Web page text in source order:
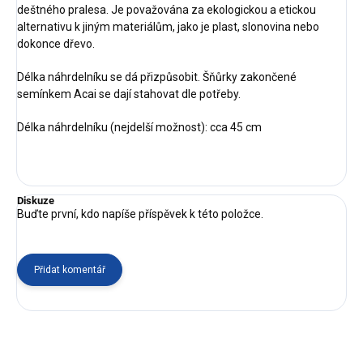
deštného pralesa. Je považována za ekologickou a etickou
alternativu k jiným materiálům, jako je plast, slonovina nebo
dokonce dřevo.
Délka náhrdelníku se dá přizpůsobit. Šňůrky zakončené
semínkem Acai se dají stahovat dle potřeby.
Délka náhrdelníku (nejdelší možnost): cca 45 cm
Diskuze
Buďte první, kdo napíše příspěvek k této položce.
Přidat komentář